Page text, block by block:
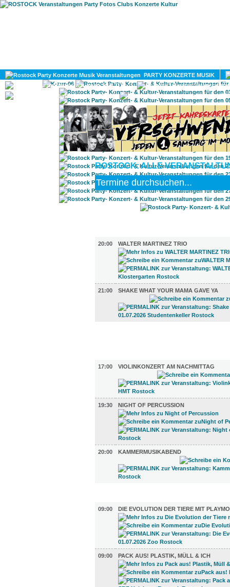
PARTY KONZERTE MUSIK
KULTUR
GAY
ROSTOCK: ALLE
20:00
WALTER MARTINEZ TRIO
21:00 SHAKE WHAT YOUR MAMA GAVE YA
17:00
VIOLINKONZERT AM NACHMITTAG
19:30 NIGHT OF PERCUSSION
20:00 KAMMERMUSIKABEND
09:00
DIE EVOLUTION DER TIERE MIT
09:00 PACK AUS! PLASTIK, MÜLL & ICH